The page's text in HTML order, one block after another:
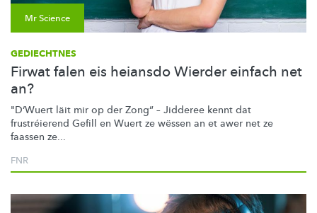
Mr Science
GEDIECHTNES
Firwat falen eis heiansdo Wierder einfach net
an?
"D‘Wuert läit mir op der Zong“ – Jidderee kennt dat
frustréierend Gefill en Wuert ze wëssen an et awer net ze
faassen ze...
FNR